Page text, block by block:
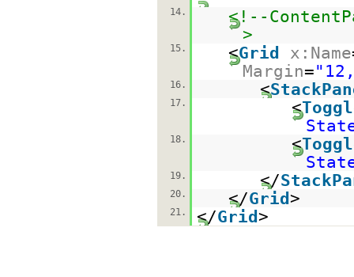
14.
<!--
>
15. <Grid x:Name
Margin=
16. <
17. <
18. <
19. </
20. </Grid>
21. </Grid>